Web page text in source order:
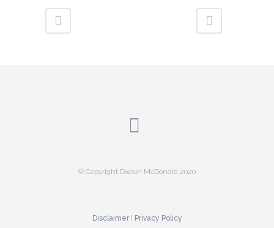
© Copyright Dwain McDonald 2020
Disclaimer| Privacy Policy